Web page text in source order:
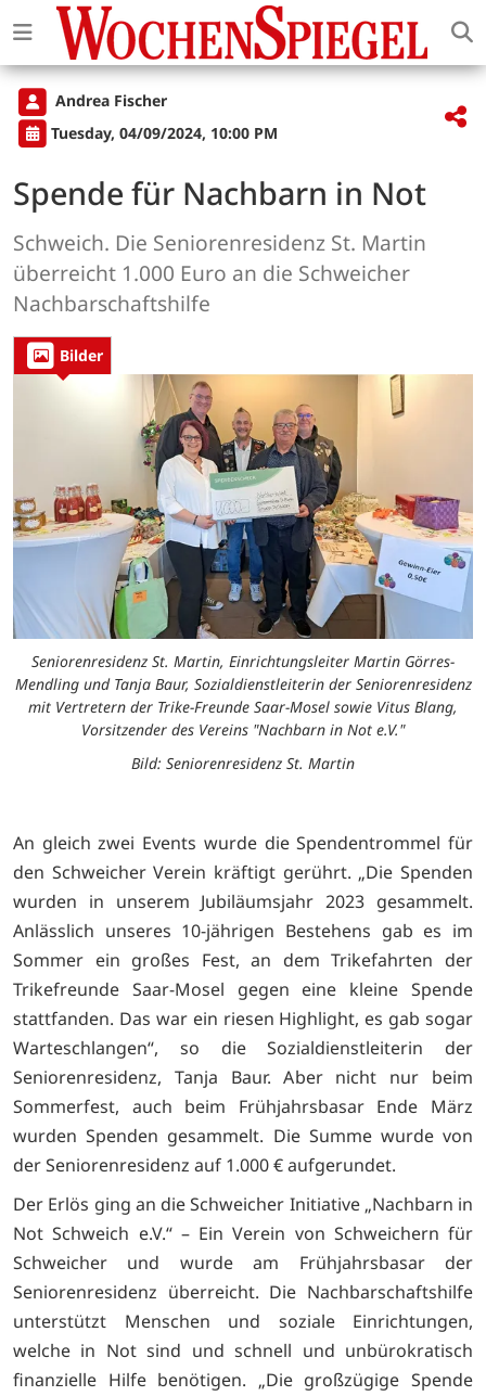
Andrea Fischer
Tuesday, 04/09/2024, 10:00 PM
Spende für Nachbarn in Not
Schweich. Die Seniorenresidenz St. Martin
überreicht 1.000 Euro an die Schweicher
Nachbarschaftshilfe
Bilder
Seniorenresidenz St. Martin, Einrichtungsleiter Martin Görres-
Mendling und Tanja Baur, Sozialdienstleiterin der Seniorenresidenz
mit Vertretern der Trike-Freunde Saar-Mosel sowie Vitus Blang,
Vorsitzender des Vereins "Nachbarn in Not e.V."
Bild: Seniorenresidenz St. Martin
An gleich zwei Events wurde die Spendentrommel für
den Schweicher Verein kräftigt gerührt. „Die Spenden
wurden in unserem Jubiläumsjahr 2023 gesammelt.
Anlässlich unseres 10-jährigen Bestehens gab es im
Sommer ein großes Fest, an dem Trikefahrten der
Trikefreunde Saar-Mosel gegen eine kleine Spende
stattfanden. Das war ein riesen Highlight, es gab sogar
Warteschlangen“, so die Sozialdienstleiterin der
Seniorenresidenz, Tanja Baur. Aber nicht nur beim
Sommerfest, auch beim Frühjahrsbasar Ende März
wurden Spenden gesammelt. Die Summe wurde von
der Seniorenresidenz auf 1.000 € aufgerundet.
Der Erlös ging an die Schweicher Initiative „Nachbarn in
Not Schweich e.V.“ – Ein Verein von Schweichern für
Schweicher und wurde am Frühjahrsbasar der
Seniorenresidenz überreicht. Die Nachbarschaftshilfe
unterstützt Menschen und soziale Einrichtungen,
welche in Not sind und schnell und unbürokratisch
finanzielle Hilfe benötigen. „Die großzügige Spende